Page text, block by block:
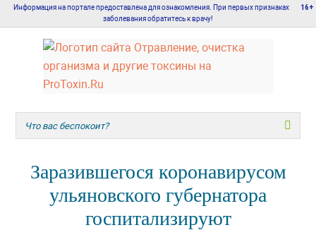
16+
Информация на портале предоставлена для ознакомления. При первых признаках
заболевания обратитесь к врачу!
Заразившегося коронавирусом
ульяновского губернатора
госпитализируют